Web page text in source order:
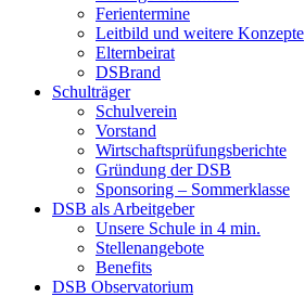
Ferientermine
Leitbild und weitere Konzepte
Elternbeirat
DSBrand
Schulträger
Schulverein
Vorstand
Wirtschaftsprüfungsberichte
Gründung der DSB
Sponsoring – Sommerklasse
DSB als Arbeitgeber
Unsere Schule in 4 min.
Stellenangebote
Benefits
DSB Observatorium